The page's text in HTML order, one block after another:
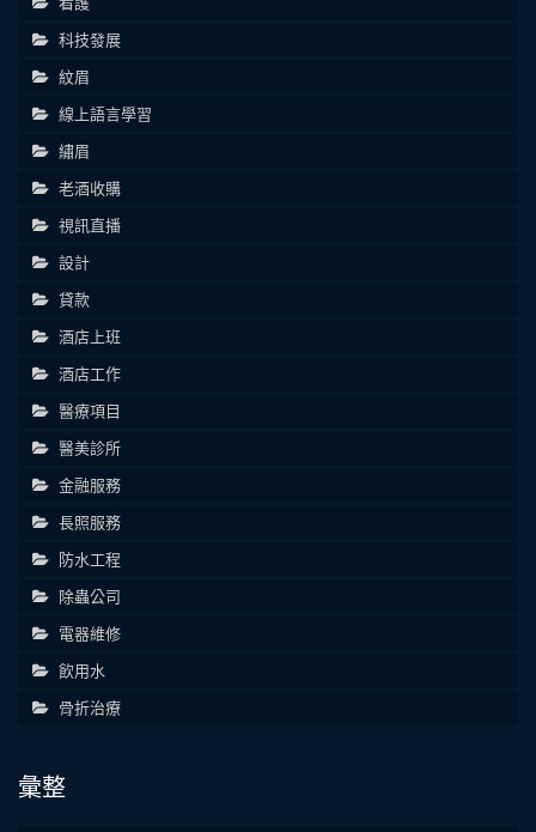
科技發展
紋眉
線上語言學習
繡眉
老酒收購
視訊直播
設計
貸款
酒店上班
酒店工作
醫療項目
醫美診所
金融服務
長照服務
防水工程
除蟲公司
電器維修
飲用水
骨折治療
彙整